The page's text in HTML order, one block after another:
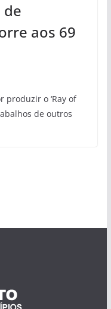
de
aos 69
o ‘Ray of
de outros